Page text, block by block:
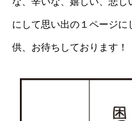
にして思い出の１ページ
供、お待ちしております！